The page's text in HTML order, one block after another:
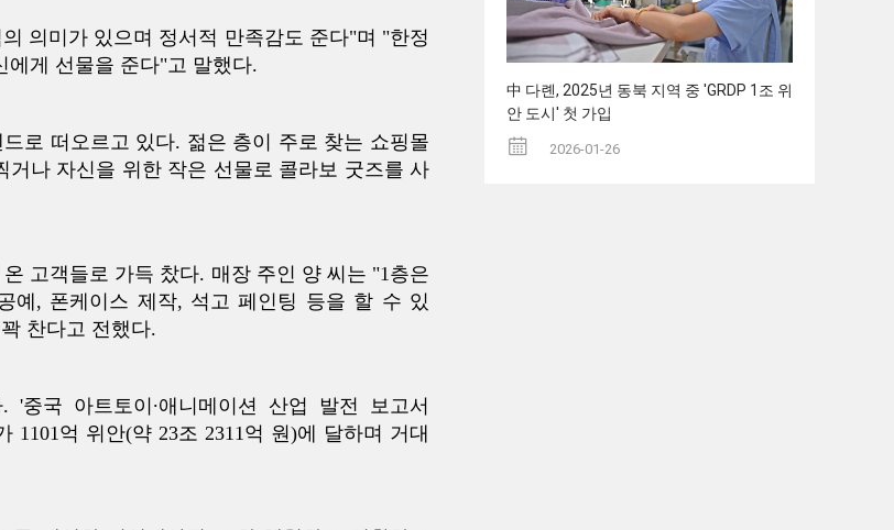
의미가 있으며 정서적 만족감도 준다"며 "한정
에게 선물을 준다"고 말했다.
로 떠오르고 있다. 젊은 층이 주로 찾는 쇼핑몰
나 자신을 위한 작은 선물로 콜라보 굿즈를 사
고객들로 가득 찼다. 매장 주인 양 씨는 "1층은
예, 폰케이스 제작, 석고 페인팅 등을 할 수 있
찬다고 전했다.
국 아트토이∙애니메이션 산업 발전 보고서
1101억 위안(약 23조 2311억 원)에 달하며 거대
中 다롄, 2025년 동북 지역 중 'GRDP 1조 위
안 도시' 첫 가입
2026-01-26